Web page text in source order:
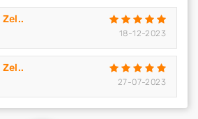
18-12-2023
27-07-2023